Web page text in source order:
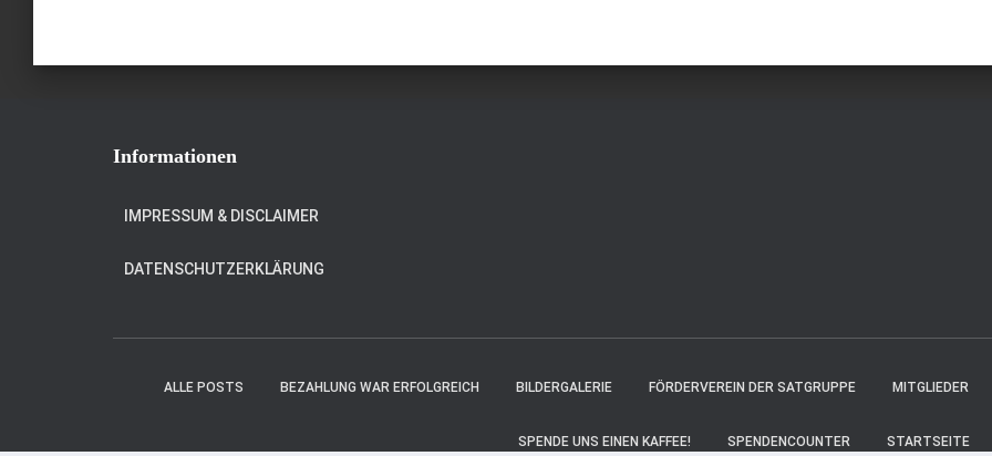
Informationen
IMPRESSUM & DISCLAIMER
DATENSCHUTZERKLÄRUNG
ALLE POSTS BEZAHLUNG WAR ERFOLGREICH BILDERGALERIE FÖRDERVEREIN DER SATGRUPPE MITGLIEDER
SPENDE UNS EINEN KAFFEE! SPENDENCOUNTER STARTSEITE